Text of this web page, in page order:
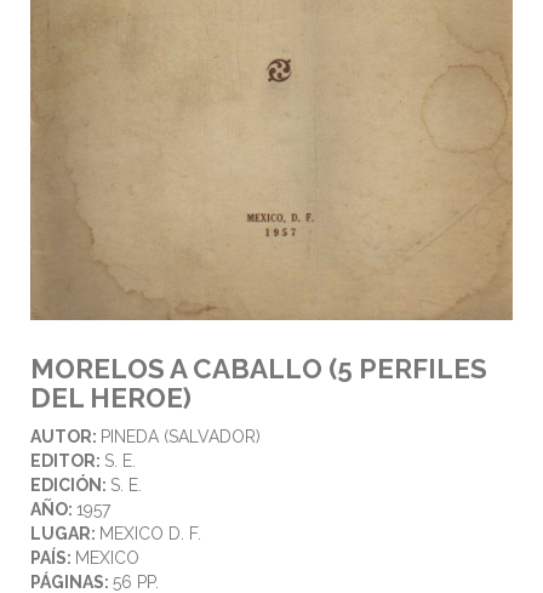
MORELOS A CABALLO (5 PERFILES
DEL HEROE)
AUTOR: PINEDA (SALVADOR)
EDITOR: S. E.
EDICIÓN: S. E.
AÑO: 1957
LUGAR: MEXICO D. F.
PAÍS: MEXICO
PÁGINAS: 56 PP.